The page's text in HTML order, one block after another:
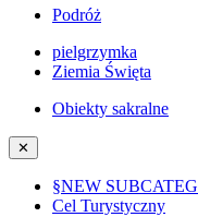
Podróż
pielgrzymka
Ziemia Święta
Obiekty sakralne
✕
§NEW
Cel Turystyczny